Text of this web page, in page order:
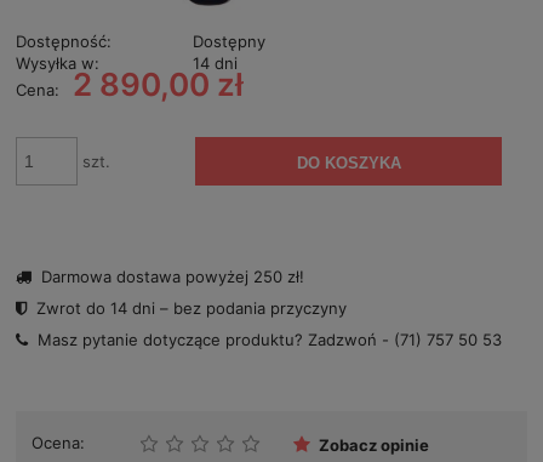
Dostępność:
Dostępny
Wysyłka w:
14 dni
Cena:
2 890,00 zł
szt. DO KOSZYKA
Darmowa dostawa powyżej 250 zł!
Zwrot do 14 dni – bez podania przyczyny
Masz pytanie dotyczące produktu? Zadzwoń - (71) 757 50 53
Ocena:
Zobacz opinie